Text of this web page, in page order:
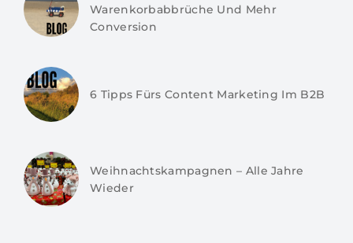
Warenkorbabbrüche Und Mehr
Conversion
6 Tipps Fürs Content Marketing Im B2B
Weihnachtskampagnen – Alle Jahre
Wieder